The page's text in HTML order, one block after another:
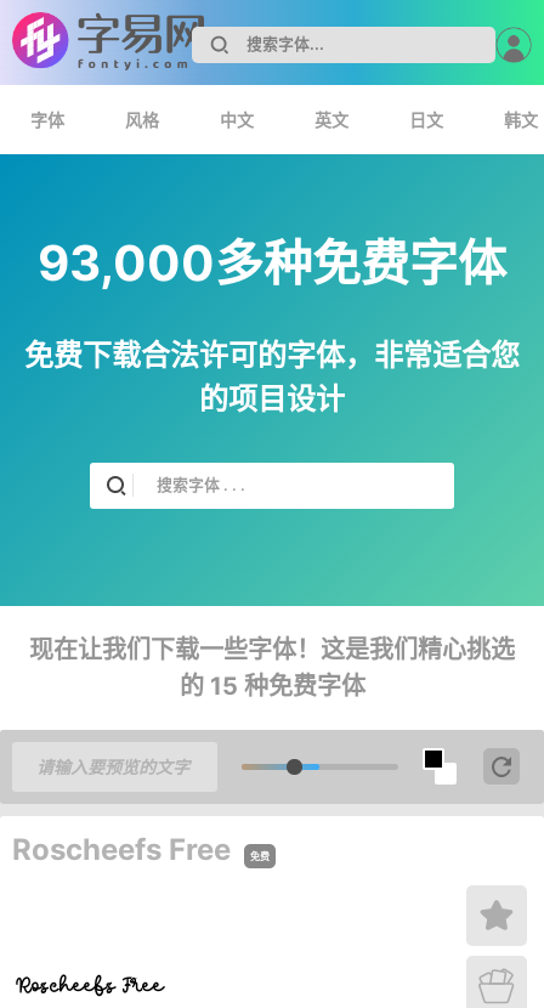
字体 风格 中文 英文 日文 韩文
93,000多种免费字体
免费下载合法许可的字体，非常适合您
的项目设计
现在让我们下载一些字体！这是我们精心挑选
的 15 种免费字体
Roscheefs Free 免费